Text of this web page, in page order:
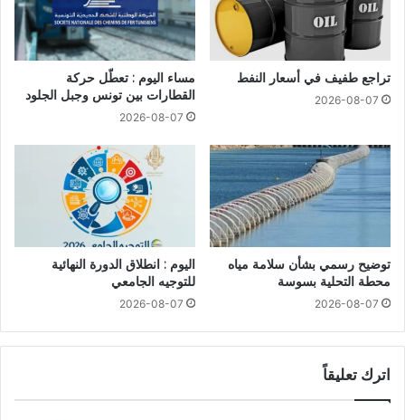
تراجع طفيف في أسعار النفط
2026-08-07
مساء اليوم : تعطّل حركة
القطارات بين تونس وجبل الجلود
2026-08-07
توضيح رسمي بشأن سلامة مياه
محطة التحلية بسوسة
2026-08-07
اليوم : انطلاق الدورة النهائية
للتوجيه الجامعي
2026-08-07
اترك تعليقاً